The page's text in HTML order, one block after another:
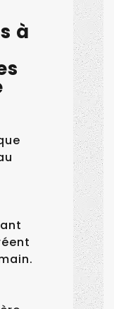
à